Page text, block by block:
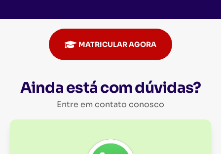
MATRICULAR AGORA
Ainda está com dúvidas?
Entre em contato conosco